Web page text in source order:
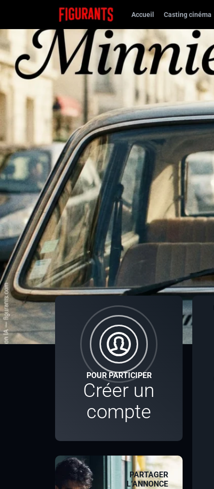
Accueil Casting cinéma
POUR PARTICIPER
Créer un
compte
PARTAGER
L’ANNONCE